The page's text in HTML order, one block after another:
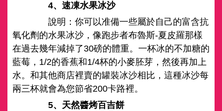
4、速凍水果冰沙
說明：你可以准備一些屬於自己的富含抗
氧化劑的水果冰沙，像跑步者布魯斯-夏皮羅那樣
在過去幾年減掉了30磅的體重。一杯冰的不加糖的
藍莓，1/2的香蕉和1/4杯的小麥胚芽，然後再加上
水。和其他商店裡賣的罐裝冰沙相比，這種冰沙每
兩三杯就會為您節省200卡路裡。
5、天然醬烤百吉餅